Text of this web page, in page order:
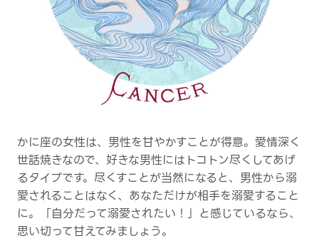
かに座の女性は、男性を甘やかすことが得意。愛情深く
世話焼きなので、好きな男性にはトコトン尽くしてあげ
るタイプです。尽くすことが当然になると、男性から溺
愛されることはなく、あなただけが相手を溺愛すること
に。「自分だって溺愛されたい！」と感じているなら、
思い切って甘えてみましょう。